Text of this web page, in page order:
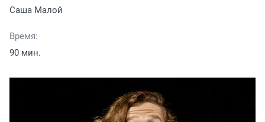
Саша Малой
Время:
90 мин.